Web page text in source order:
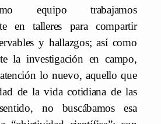
equipo trabajamos
en talleres para compartir
y hallazgos; así como
la investigación en campo,
lo nuevo, aquello que
de la vida cotidiana de las
no buscábamos esa